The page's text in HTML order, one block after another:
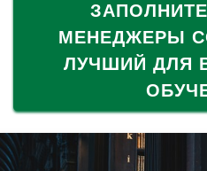
МЕНЕДЖЕРЫ
ЛУЧШИЙ ДЛЯ